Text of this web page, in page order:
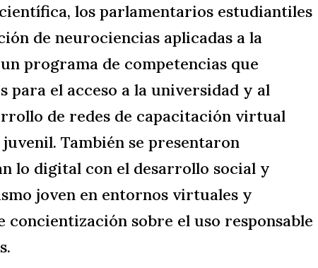
los parlamentarios estudiantiles
de neurociencias aplicadas a la
programa de competencias que
para el acceso a la universidad y al
de redes de capacitación virtual
También se presentaron
lo digital con el desarrollo social y
joven en entornos virtuales y
concientización sobre el uso responsable